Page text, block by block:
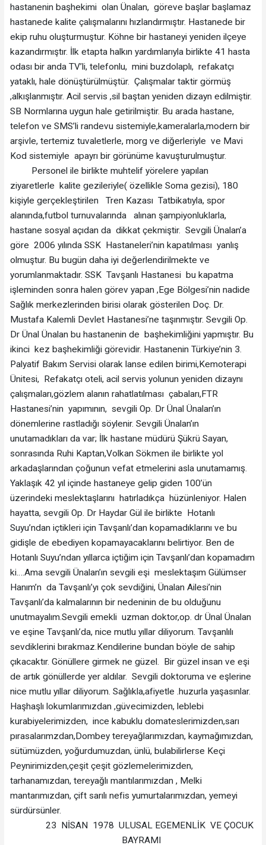
hastanenin başhekimi olan Ünalan, göreve başlar başlamaz
hastanede kalite çalışmalarını hızlandırmıştır. Hastanede bir
ekip ruhu oluşturmuştur. Köhne bir hastaneyi yeniden ilçeye
kazandırmıştır. İlk etapta halkın yardımlarıyla birlikte 41 hasta
odası bir anda TV’li, telefonlu, mini buzdolaplı, refakatçı
yataklı, hale dönüştürülmüştür. Çalışmalar taktir görmüş
,alkışlanmıştır. Acil servis ,sil baştan yeniden dizayn edilmiştir.
SB Normlarına uygun hale getirilmiştir. Bu arada hastane,
telefon ve SMS’li randevu sistemiyle,kameralarla,modern bir
arşivle, tertemiz tuvaletlerle, morg ve diğerleriyle ve Mavi
Kod sistemiyle apayrı bir görünüme kavuşturulmuştur.
Personel ile birlikte muhtelif yörelere yapılan
ziyaretlerle kalite gezileriyle( özellikle Soma gezisi), 180
kişiyle gerçekleştirilen Tren Kazası Tatbikatıyla, spor
alanında,futbol turnuvalarında alınan şampiyonluklarla,
hastane sosyal açıdan da dikkat çekmiştir. Sevgili Ünalan’a
göre 2006 yılında SSK Hastaneleri’nin kapatılması yanlış
olmuştur. Bu bugün daha iyi değerlendirilmekte ve
yorumlanmaktadır. SSK Tavşanlı Hastanesi bu kapatma
işleminden sonra halen görev yapan ,Ege Bölgesi’nin nadide
Sağlık merkezlerinden birisi olarak gösterilen Doç. Dr.
Mustafa Kalemli Devlet Hastanesi’ne taşınmıştır. Sevgili Op.
Dr Ünal Ünalan bu hastanenin de başhekimliğini yapmıştır. Bu
ikinci kez başhekimliği görevidir. Hastanenin Türkiye’nin 3.
Palyatif Bakım Servisi olarak lanse edilen birimi,Kemoterapi
Ünitesi, Refakatçı oteli, acil servis yolunun yeniden dizaynı
çalışmaları,gözlem alanın rahatlatılması çabaları,FTR
Hastanesi’nin yapımının, sevgili Op. Dr Ünal Ünalan’ın
dönemlerine rastladığı söylenir. Sevgili Ünalan’ın
unutamadıkları da var; İlk hastane müdürü Şükrü Sayan,
sonrasında Ruhi Kaptan,Volkan Sökmen ile birlikte yol
arkadaşlarından çoğunun vefat etmelerini asla unutamamış.
Yaklaşık 42 yıl içinde hastaneye gelip giden 100’ün
üzerindeki meslektaşlarını hatırladıkça hüzünleniyor. Halen
hayatta, sevgili Op. Dr Haydar Gül ile birlikte Hotanlı
Suyu’ndan içtikleri için Tavşanlı’dan kopamadıklarını ve bu
gidişle de ebediyen kopamayacaklarını belirtiyor. Ben de
Hotanlı Suyu’ndan yıllarca içtiğim için Tavşanlı’dan kopamadım
ki….Ama sevgili Ünalan’ın sevgili eşi meslektaşım Gülümser
Hanım’n da Tavşanlı’yı çok sevdiğini, Ünalan Ailesi’nin
Tavşanlı’da kalmalarının bir nedeninin de bu olduğunu
unutmayalım.Sevgili emekli uzman doktor,op. dr Ünal Ünalan
ve eşine Tavşanlı’da, nice mutlu yıllar diliyorum. Tavşanlılı
sevdiklerini bırakmaz.Kendilerine bundan böyle de sahip
çıkacaktır. Gönüllere girmek ne güzel. Bir güzel insan ve eşi
de artık gönüllerde yer aldılar. Sevgili doktoruma ve eşlerine
nice mutlu yıllar diliyorum. Sağlıkla,afiyetle .huzurla yaşasınlar.
Haşhaşlı lokumlarımızdan ,güvecimizden, leblebi
kurabiyelerimizden, ince kabuklu domateslerimizden,sarı
pırasalarımzdan,Dombey tereyağlarımızdan, kaymağımızdan,
sütümüzden, yoğurdumuzdan, ünlü, bulabilirlerse Keçi
Peynirimizden,çeşit çeşit gözlemelerimizden,
tarhanamızdan, tereyağlı mantılarımızdan , Melki
mantarımızdan, çift sarılı nefis yumurtalarımızdan, yemeyi
sürdürsünler.
23 NİSAN 1978 ULUSAL EGEMENLİK VE ÇOCUK
BAYRAMI